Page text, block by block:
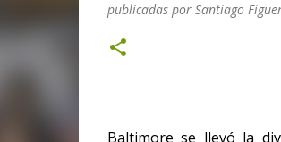
publicadas por Santiago
Baltimore se llevó la